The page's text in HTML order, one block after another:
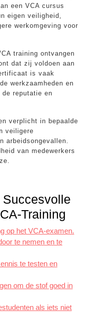
een VCA cursus
eigen veiligheid,
werkomgeving voor
training ontvangen
dat zij voldoen aan
is vaak
werkzaamheden en
de reputatie en
verplicht in bepaalde
veiligere
arbeidsongevallen.
van medewerkers
Training
op het VCA-examen.
te nemen en te
te testen en
om de stof goed in
als iets niet